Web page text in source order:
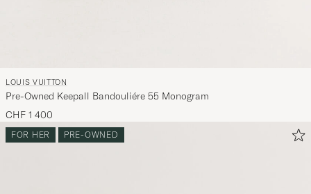
LOUIS VUITTON
Pre-Owned Keepall Bandouliére 55 Monogram
CHF 1 400
FOR HER PRE-OWNED